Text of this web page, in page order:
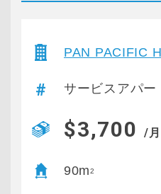
PAN PACIFIC
サービスアパー
$3,700 /月
90m2